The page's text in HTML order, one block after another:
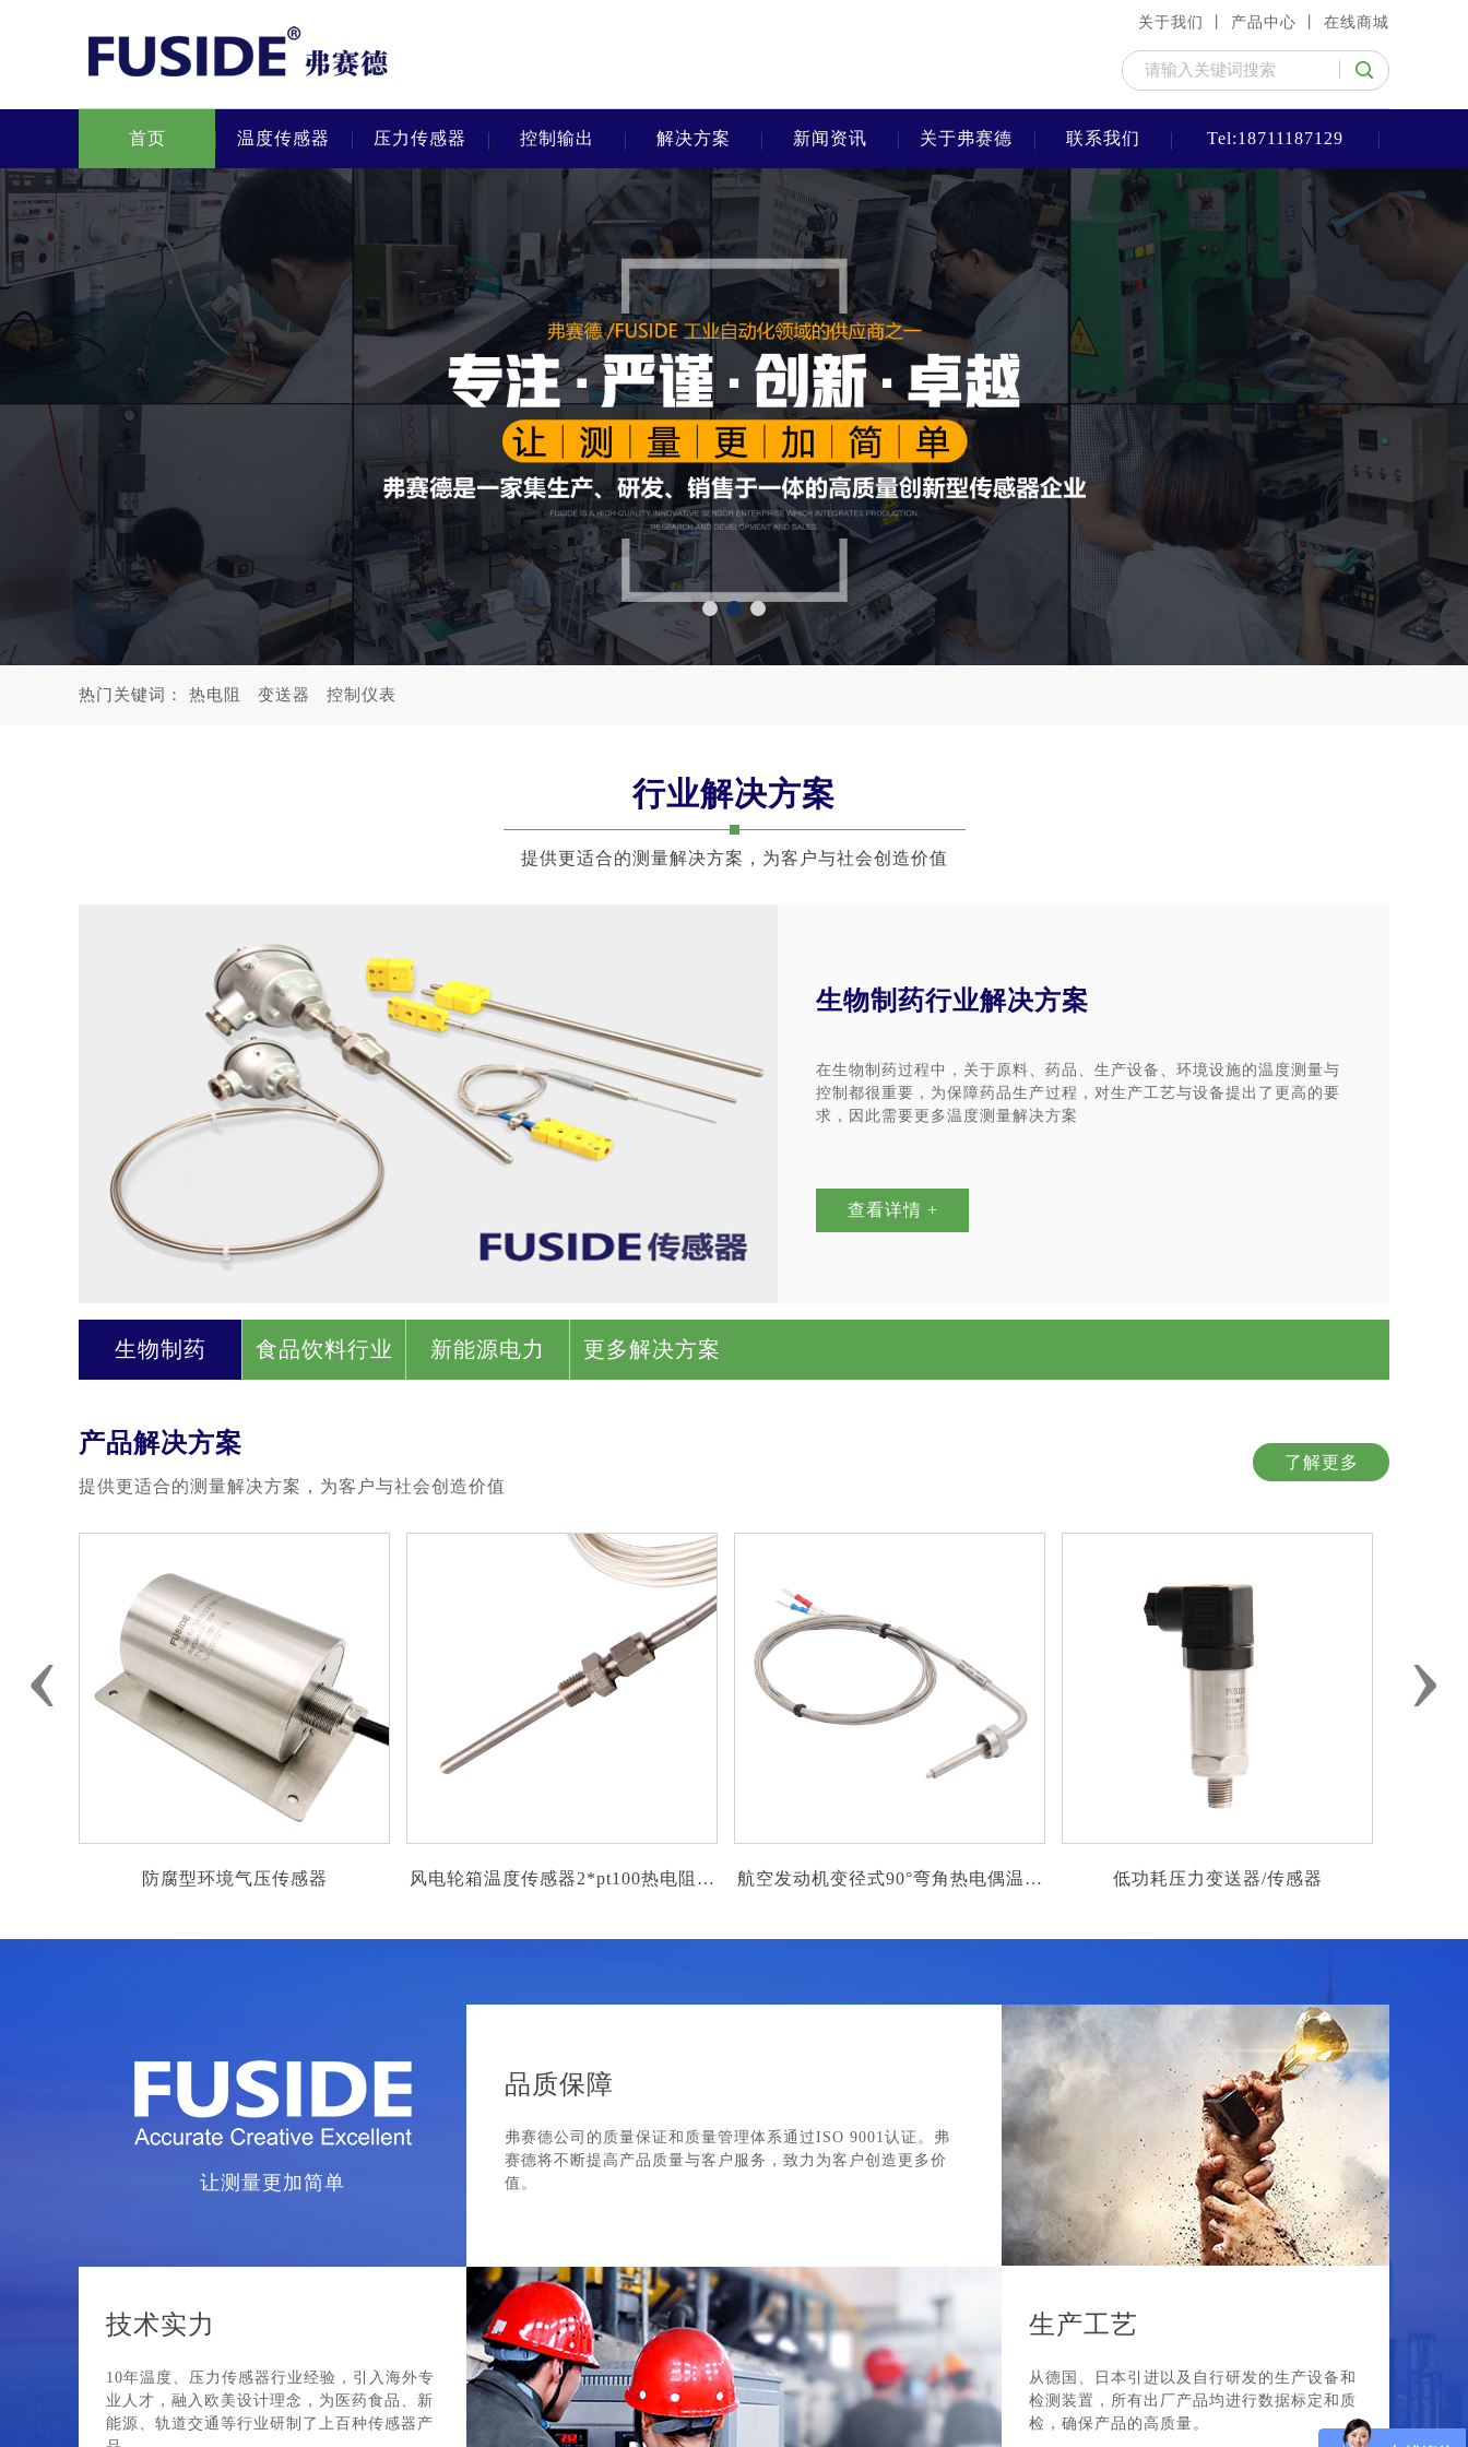
关于我们 丨 产品中心 丨 在线商城
首页 温度传感器 压力传感器 控制输出 解决方案 新闻资讯 关于弗赛德 联系我们 Tel:18711187129
1 2 3
热门关键词： 热电阻 变送器 控制仪表
行业解决方案
提供更适合的测量解决方案，为客户与社会创造价值
生物制药行业解决方案
在生物制药过程中，关于原料、药品、生产设备、环境设施的温度测量与
控制都很重要，为保障药品生产过程，对生产工艺与设备提出了更高的要
求，因此需要更多温度测量解决方案
查看详情 +
生物制药 食品饮料行业 新能源电力 更多解决方案
产品解决方案
提供更适合的测量解决方案，为客户与社会创造价值
了解更多
›
‹
风电轮箱温度传感器2*pt100热电阻温
航空发动机变径式90°弯角热电偶温度
低功耗压力变送器/传感器
柱塞泵/气动泵后端压力测量 脉冲连续
让测量更加简单
品质保障
弗赛德公司的质量保证和质量管理体系通过ISO 9001认证。弗
赛德将不断提高产品质量与客户服务，致力为客户创造更多价
值。
技术实力
10年温度、压力传感器行业经验，引入海外专
业人才，融入欧美设计理念，为医药食品、新
能源、轨道交通等行业研制了上百种传感器产
生产工艺
从德国、日本引进以及自行研发的生产设备和
检测装置，所有出厂产品均进行数据标定和质
检，确保产品的高质量。